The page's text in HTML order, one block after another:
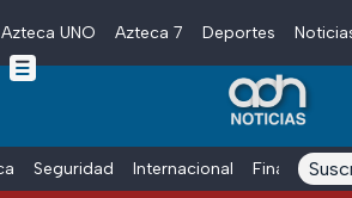
Skip to main content
Azteca UNO Azteca 7 Deportes
Seguridad Internacional Finanzas